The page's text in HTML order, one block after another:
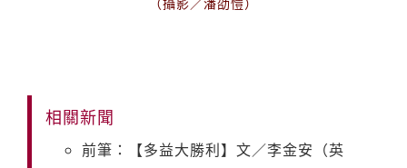
相關新聞
前筆：【多益大勝利】文／李金安（英